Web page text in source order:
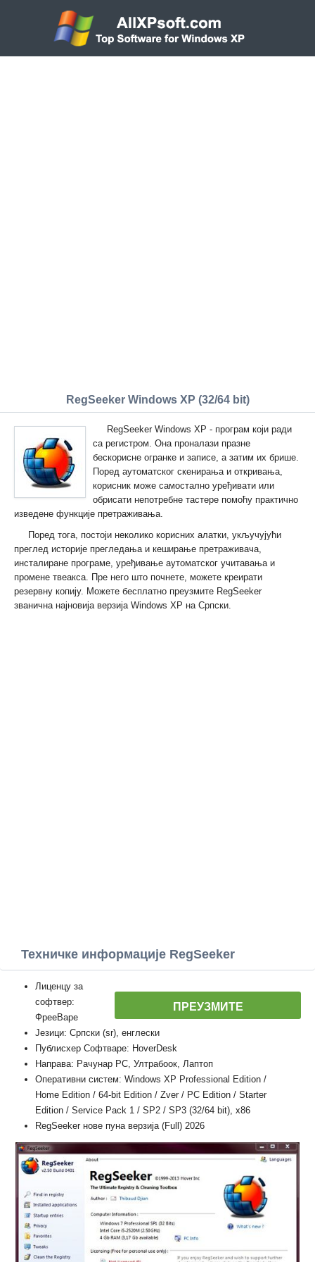
RegSeeker Windows XP (32/64 bit)
RegSeeker Windows XP - програм који ради
са регистром. Она проналази празне
бескорисне огранке и записе, а затим их брише.
Поред аутоматског скенирања и откривања,
корисник може самостално уређивати или
обрисати непотребне тастере помоћу практично
изведене функције претраживања.
Поред тога, постоји неколико корисних алатки, укључујући
преглед историје прегледања и кеширање претраживача,
инсталиране програме, уређивање аутоматског учитавања и
промене твеакса. Пре него што почнете, можете креирати
резервну копију. Можете бесплатно преузмите RegSeeker
званична најновија верзија Windows XP на Српски.
Техничке информације RegSeeker
ПРЕУЗМИТЕ
Лиценцу за
софтвер:
ФрееВаре
Језици: Српски (sr), енглески
Публисхер Софтваре: HoverDesk
Направа: Рачунар PC, Ултрабоок, Лаптоп
Оперативни систем: Windows XP Professional Edition /
Home Edition / 64-bit Edition / Zver / PC Edition / Starter
Edition / Service Pack 1 / SP2 / SP3 (32/64 bit), x86
RegSeeker нове пуна верзија (Full) 2026